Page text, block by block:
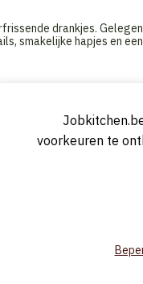
drankjes.
smakelijke hapjes en
in voor de dagelijkse
verwennen.
en detail.
drukke services.
en
voorkeuren te